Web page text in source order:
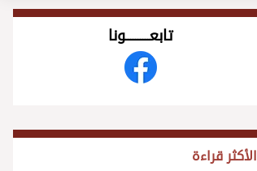
تابعــــــــــونا
الأكثر قراءة